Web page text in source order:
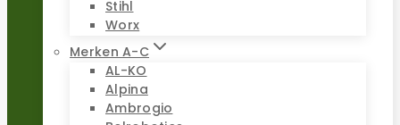
Stihl
Worx
Merken A-C
AL-KO
Alpina
Ambrogio